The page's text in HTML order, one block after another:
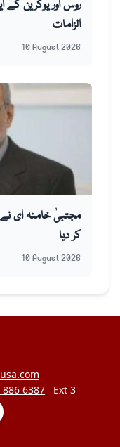
روس اور یوکرین
الزامات
10 August 2026
مجتبیٰ خامنہ ای نے
کر دیا
10 August 2026
886 6387 Ext 3